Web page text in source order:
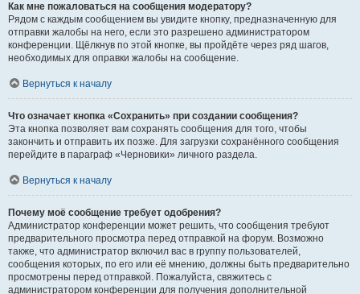
Как мне пожаловаться на сообщения модератору?
Рядом с каждым сообщением вы увидите кнопку, предназначенную для
отправки жалобы на него, если это разрешено администратором
конференции. Щёлкнув по этой кнопке, вы пройдёте через ряд шагов,
необходимых для оправки жалобы на сообщение.
Вернуться к началу
Что означает кнопка «Сохранить» при создании сообщения?
Эта кнопка позволяет вам сохранять сообщения для того, чтобы
закончить и отправить их позже. Для загрузки сохранённого сообщения
перейдите в параграф «Черновики» личного раздела.
Вернуться к началу
Почему моё сообщение требует одобрения?
Администратор конференции может решить, что сообщения требуют
предварительного просмотра перед отправкой на форум. Возможно
также, что администратор включил вас в группу пользователей,
сообщения которых, по его или её мнению, должны быть предварительно
просмотрены перед отправкой. Пожалуйста, свяжитесь с
администратором конференции для получения дополнительной